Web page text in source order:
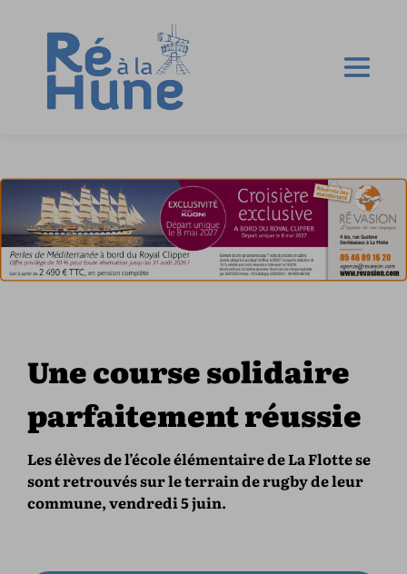
Une course solidaire
parfaitement réussie
Les élèves de l’école élémentaire de La Flotte se
sont retrouvés sur le terrain de rugby de leur
commune, vendredi 5 juin.